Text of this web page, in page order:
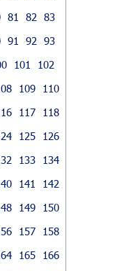
81 82
83
91 92
93
101
102
109
110
117
118
125
126
133
134
141
142
149
150
157
158
165
166